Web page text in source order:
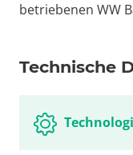
betriebenen WW
Technische